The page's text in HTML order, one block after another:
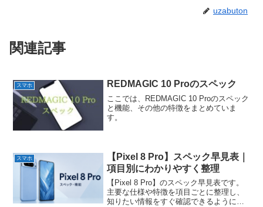
uzabuton
関連記事
スマホ REDMAGIC 10 Proのスペック
ここでは、REDMAGIC 10 Proのスペック
と機能、その他の特徴をまとめていま
す。
スマホ
【Pixel 8 Pro】スペック早見表｜
項目別にわかりやすく整理
【Pixel 8 Pro】のスペック早見表です。
主要な仕様や特徴を項目ごとに整理し、
知りたい情報をすぐ確認できるようにま